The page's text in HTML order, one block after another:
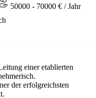
50000 - 70000 € / Jahr
einer etablierten
der erfolgreichsten